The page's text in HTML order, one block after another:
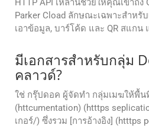
HTTP API เหล่านี้ช่วยให้คุณเข้าถึ
Parker Cload ลักษณะเฉพาะสําหรั
เอาข้อมูล, บาร์โค้ด และ QR สแกน
มีเอกสารสําหรับกลุ่ม
คลาวด์?
ใช่ กรุ๊ปดอค ผู้จัดทํา กลุ่มเมฆให้พื้
(httcumentation) (htttps
เกอร์/) ซึ่งรวม [การอ้างอิง] (htttps